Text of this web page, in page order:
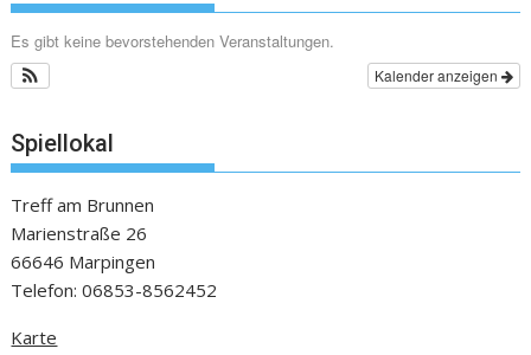
Es gibt keine bevorstehenden Veranstaltungen.
Kalender anzeigen
Spiellokal
Treff am Brunnen
Marienstraße 26
66646 Marpingen
Telefon: 06853-8562452
Karte